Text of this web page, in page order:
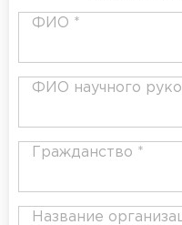
ФИО *
ФИО научного
Гражданство *
Название